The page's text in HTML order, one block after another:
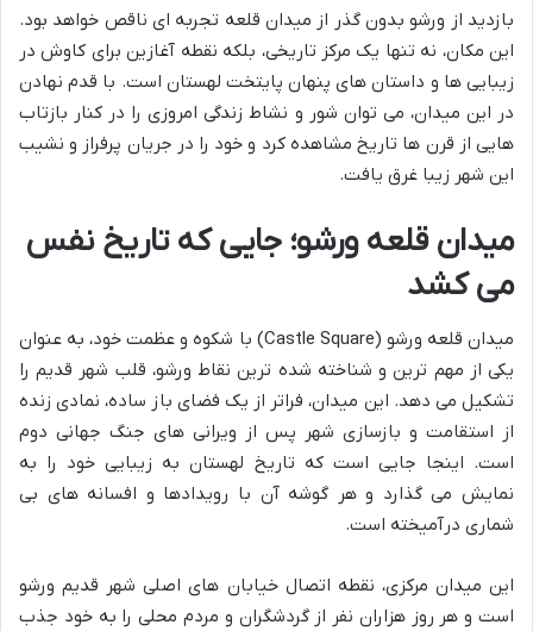
بازدید از ورشو بدون گذر از میدان قلعه تجربه ای ناقص خواهد بود.
این مکان، نه تنها یک مرکز تاریخی، بلکه نقطه آغازین برای کاوش در
زیبایی ها و داستان های پنهان پایتخت لهستان است. با قدم نهادن
در این میدان، می توان شور و نشاط زندگی امروزی را در کنار بازتاب
هایی از قرن ها تاریخ مشاهده کرد و خود را در جریان پرفراز و نشیب
این شهر زیبا غرق یافت.
میدان قلعه ورشو؛ جایی که تاریخ نفس
می کشد
میدان قلعه ورشو (Castle Square) با شکوه و عظمت خود، به عنوان
یکی از مهم ترین و شناخته شده ترین نقاط ورشو، قلب شهر قدیم را
تشکیل می دهد. این میدان، فراتر از یک فضای باز ساده، نمادی زنده
از استقامت و بازسازی شهر پس از ویرانی های جنگ جهانی دوم
است. اینجا جایی است که تاریخ لهستان به زیبایی خود را به
نمایش می گذارد و هر گوشه آن با رویدادها و افسانه های بی
شماری درآمیخته است.
این میدان مرکزی، نقطه اتصال خیابان های اصلی شهر قدیم ورشو
است و هر روز هزاران نفر از گردشگران و مردم محلی را به خود جذب